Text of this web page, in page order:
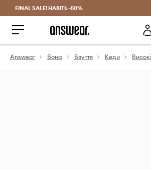
Заощаджуй з Answear Club
FINAL SALE! НАВІТЬ -50%
Answear Вона Взуття Кеди Високі